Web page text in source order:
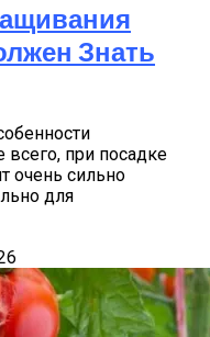
Знать
при посадке
очень сильно
для